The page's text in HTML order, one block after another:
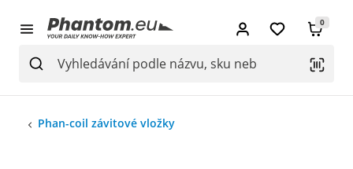
0
Phan-coil závitové vložky